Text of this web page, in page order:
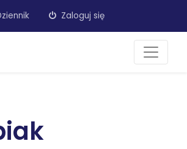
Zaloguj się